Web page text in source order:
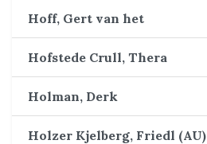
Hoff, Gert van het
Hofstede Crull, Thera
Holman, Derk
Holzer Kjelberg, Friedl (AU)